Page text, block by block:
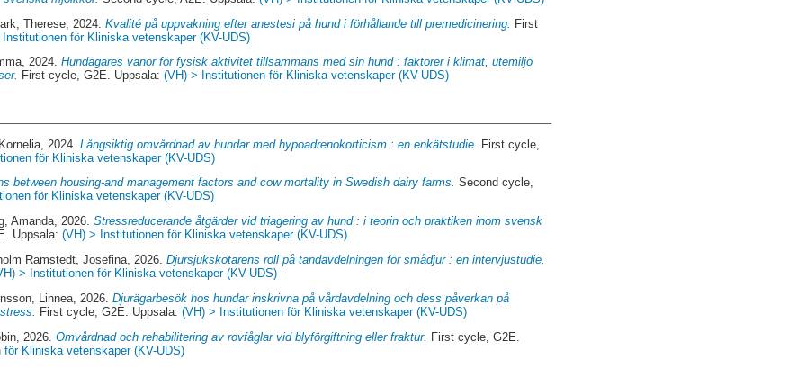
Therese , 2024.Kvalité på uppvakning efter anestesi på hund i förhållande till premedicinering. First
Institutionen för Kliniska vetenskaper (KV-UDS)
, 2024.Hundägares vanor för fysisk aktivitet tillsammans med sin hund : faktorer i klimat, utemiljö
First cycle, G2E. Uppsala:(VH) > Institutionen för Kliniska vetenskaper (KV-UDS)
, 2024.Långsiktig omvårdnad av hundar med hypoadrenokorticism : en enkätstudie. First cycle,
för Kliniska vetenskaper (KV-UDS)
between housing-and management factors and cow mortality in Swedish dairy farms. Second cycle,
för Kliniska vetenskaper (KV-UDS)
Amanda, 2026.Stressreducerande åtgärder vid triagering av hund : i teorin och praktiken inom svensk
Uppsala:(VH) > Institutionen för Kliniska vetenskaper (KV-UDS)
Ramstedt, Josefina , 2026.Djursjukskötarens roll på tandavdelningen för smådjur : en intervjustudie.
> Institutionen för Kliniska vetenskaper (KV-UDS)
Linnea , 2026.Djurägarbesök hos hundar inskrivna på vårdavdelning och dess påverkan på
First cycle, G2E. Uppsala:(VH) > Institutionen för Kliniska vetenskaper (KV-UDS)
, 2026.Omvårdnad och rehabilitering av rovfåglar vid blyförgiftning eller fraktur. First cycle, G2E.
Kliniska vetenskaper (KV-UDS)